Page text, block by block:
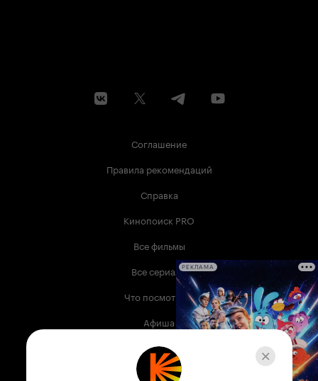
Соглашение
Правила рекомендаций
Справка
Кинопоиск PRO
Все фильмы
Все сериалы
Что посмотреть
Афиша
Музыка
Телепрограмма
РЕКЛАМА